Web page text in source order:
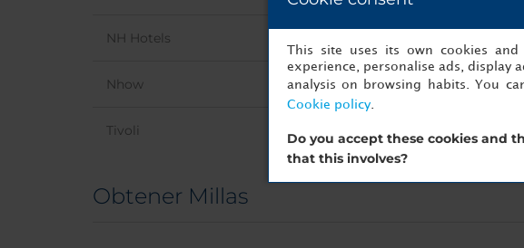
NH Hotels
Nhow
Tivoli
Obtener Millas
This site uses its own cookies
experience, personalise ads, display
analysis on browsing habits. You
Cookie policy.
Do you accept these cookies and
that this involves?